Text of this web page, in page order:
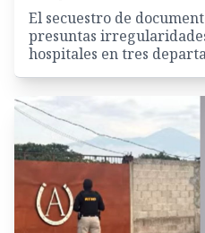
El secuestro de
presuntas
hospitales en tres